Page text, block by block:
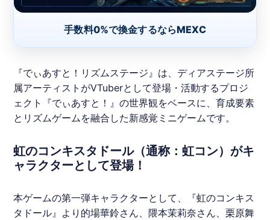
手数料0%で換金するならMEXC
『でぃあすと！リズムステージ』は、ディアステージ所
属アーティストがVTuberとして登場・活動するプロジ
ェクト『でぃあすと！』の世界観をベースに、育成要素
とリズムゲームを融合した新感覚ミニゲームです。
虹のコンキスタドール（通称：虹コン）がキ
ャラクターとして登場！
本ゲームの第一弾キャラクターとして、『虹のコンキス
タドール』より的場華鈴さん、隈本茉莉奈さん、栗原舞